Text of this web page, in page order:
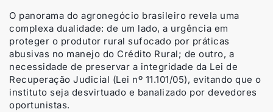
O panorama do agronegócio brasileiro revela uma
complexa dualidade: de um lado, a urgência em
proteger o produtor rural sufocado por práticas
abusivas no manejo do Crédito Rural; de outro, a
necessidade de preservar a integridade da Lei de
Recuperação Judicial (Lei nº 11.101/05), evitando que o
instituto seja desvirtuado e banalizado por devedores
oportunistas.